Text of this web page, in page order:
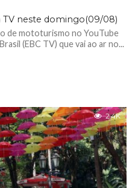
TV neste domingo(09/08)
de mototurismo no YouTube
(EBC TV) que vai ao ar no...
2.4K